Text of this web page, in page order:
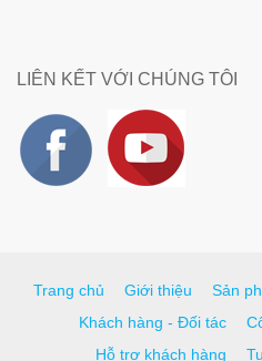
LIÊN KẾT VỚI CHÚNG TÔI
Trang chủ Giới thiệu Sản
Khách hàng - Đối tác
Hỗ trợ khách hàng